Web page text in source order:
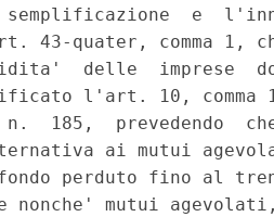
e
43-quater, comma 1,
delle  imprese
l'art. 10,
n.  185,
ai mutui
perduto fino al
nonche' mutui